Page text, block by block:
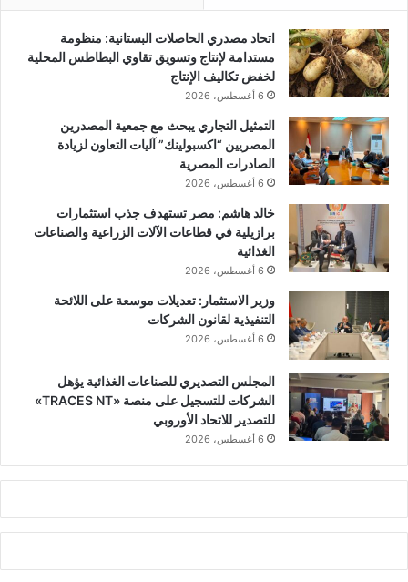
اتحاد مصدري الحاصلات البستانية: منظومة
مستدامة لإنتاج وتسويق تقاوي البطاطس المحلية
لخفض تكاليف الإنتاج
6 أغسطس، 2026
التمثيل التجاري يبحث مع جمعية المصدرين
المصريين “اكسبولينك” آليات التعاون لزيادة
الصادرات المصرية
6 أغسطس، 2026
خالد هاشم: مصر تستهدف جذب استثمارات
برازيلية في قطاعات الآلات الزراعية والصناعات
الغذائية
6 أغسطس، 2026
وزير الاستثمار: تعديلات موسعة على اللائحة
التنفيذية لقانون الشركات
6 أغسطس، 2026
المجلس التصديري للصناعات الغذائية يؤهل
الشركات للتسجيل على منصة «TRACES NT»
للتصدير للاتحاد الأوروبي
6 أغسطس، 2026